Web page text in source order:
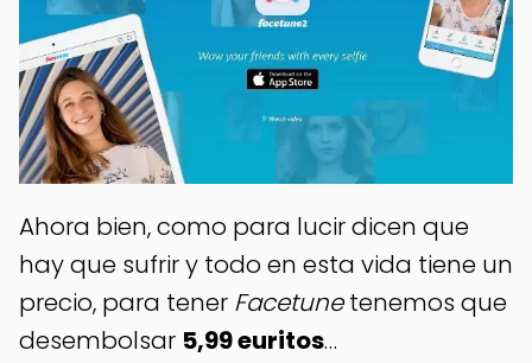
Ahora bien, como para lucir dicen que
hay que sufrir y todo en esta vida tiene un
precio, para tener Facetunetenemos que
desembolsar 5,99 euritos…